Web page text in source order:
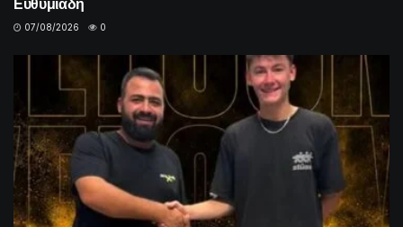
07/08/2026 0